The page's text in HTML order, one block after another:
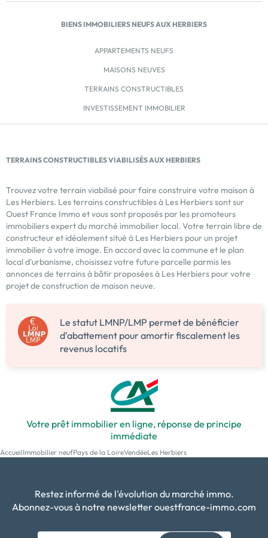
BIENS IMMOBILIERS NEUFS AUX HERBIERS
APPARTEMENTS NEUFS
MAISONS NEUVES
TERRAINS CONSTRUCTIBLES
INVESTISSEMENT IMMOBILIER
TERRAINS CONSTRUCTIBLES VIABILISÉS AUX HERBIERS
Trouvez votre terrain viabilisé pour faire construire votre maison à
Les Herbiers. Les terrains constructibles à Les Herbiers sont sur
Ouest France Immo et vous sont proposés par les promoteurs
immobiliers expert du marché immobilier local. Votre terrain libre de
constructeur et idéalement situé à Les Herbiers pour un projet
immobilier à votre image. En accord avec la commune et le plan
local d'urbanisme, choisissez votre future parcelle parmis les
annonces de terrains à bâtir proposées à Les Herbiers pour votre
projet de construction de maison neuve.
Le statut LMNP/LMP permet de bénéficier
d'abattement pour amortir fiscalement les
revenus locatifs
Votre prêt immobilier en ligne, réponse de principe
immédiate
AccueilImmobilier neufPays de la LoireVendéeLes Herbiers
Restez informé de l'évolution du marché immo.
Abonnez-vous à notre newsletter ouestfrance-immo.com